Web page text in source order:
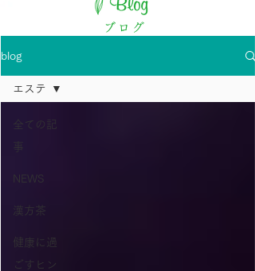
ブログ
blog
全ての記
事
NEWS
漢方茶
健康に過
ごすヒン
エステ